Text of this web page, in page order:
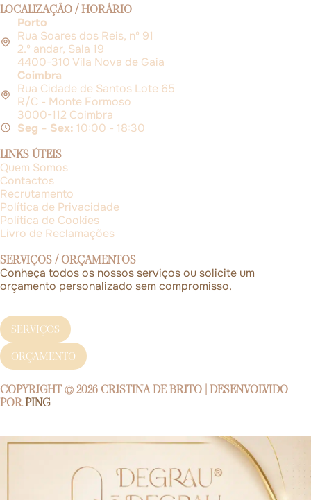
LOCALIZAÇÃO / HORÁRIO
Porto
Rua Soares dos Reis, nº 91
2.º andar, Sala 19
4400-310 Vila Nova de Gaia
Coimbra
Rua Cidade de Santos Lote 65
R/C - Monte Formoso
3000-112 Coimbra
Seg - Sex: 10:00 - 18:30
LINKS ÚTEIS
Quem Somos
Contactos
Recrutamento
Política de Privacidade
Política de Cookies
Livro de Reclamações
SERVIÇOS / ORÇAMENTOS
Conheça todos os nossos serviços ou solicite um
orçamento personalizado sem compromisso.
SERVIÇOS
ORÇAMENTO
COPYRIGHT © 2026 CRISTINA DE BRITO | DESENVOLVIDO
PORPING